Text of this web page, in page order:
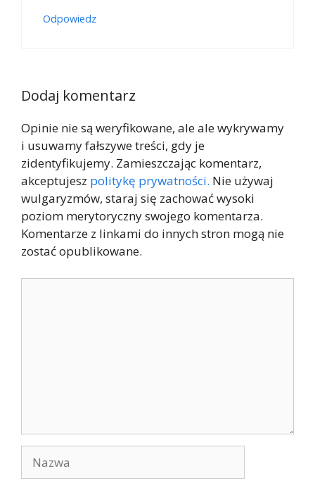
Odpowiedz
Dodaj komentarz
Opinie nie są weryfikowane, ale ale wykrywamy
i usuwamy fałszywe treści, gdy je
zidentyfikujemy. Zamieszczając komentarz,
akceptujesz politykę prywatności. Nie używaj
wulgaryzmów, staraj się zachować wysoki
poziom merytoryczny swojego komentarza.
Komentarze z linkami do innych stron mogą nie
zostać opublikowane.